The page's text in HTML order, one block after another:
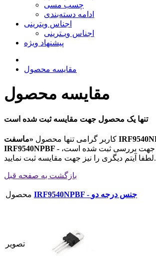
چسب مسی
ادامه دسته‌بندی
اجناس ویترینی
اجناس ویـترینی
پیشنهاد ویژه
مقایسه محصول
مقایسه محصول
تنها یک محصول جهت مقایسه ثبت شده است
کاربر گرامی تنها محصول «ماسفت IRF9540NPBF معمولی -
جهت بررسی ثبت شده است،
لطفا آیتم دیگری را نیز جهت مقایسه ثبت نمایید.
بازگشت به صفحه قبل
محصول IRF9540NPBF - جنس درجه دو
تصویر